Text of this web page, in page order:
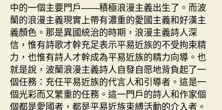
中的一個主要門戶——積極浪漫主義出生了。而波
蘭的浪漫主義現實上帶有濃重的愛國主義和好漢主
義顏色。那是異國統治的時期，浪漫主義詩人深
信，惟有詩歌才幹充足表示平易近族的不受拘束精
力，也惟有詩人才幹成為平易近族的精力向導。也
就是說，波蘭浪漫主義詩人自發自愿地背負起了一
個任務：充任平易近族的代言人和引導者。這是一
個光彩而又繁重的任務。這一門戶的詩人和作家個
個都是愛國者，都是平易近族束縛活動的介入者。